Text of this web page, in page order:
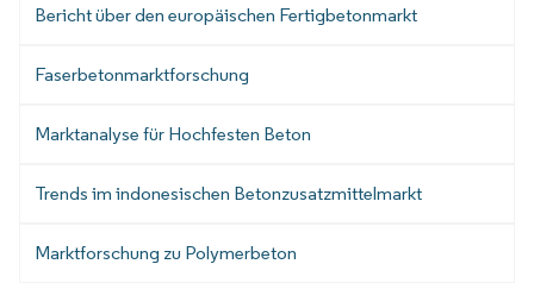
Bericht über den europäischen Fertigbetonmarkt
Faserbetonmarktforschung
Marktanalyse für Hochfesten Beton
Trends im indonesischen Betonzusatzmittelmarkt
Marktforschung zu Polymerbeton